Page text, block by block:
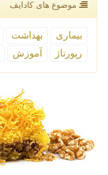
موضوع های كادایف
بیماری بهداشت
رپورتاژ
آموزش